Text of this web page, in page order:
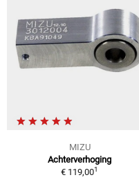
MIZU
Achterverhoging
€ 119,001